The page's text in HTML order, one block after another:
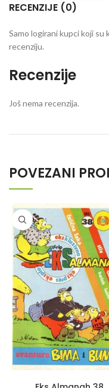
RECENZIJE (0)
Recenzije
Još nema recenzija.
Samo logirani kupci koji su
recenziju.
POVEZANI